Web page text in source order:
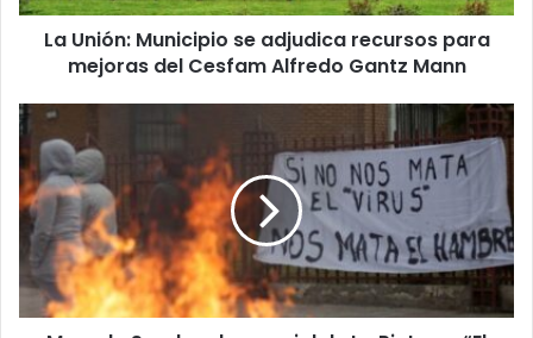
del
Cesfam
Alfredo
Mann
La Unión: Municipio se adjudica recursos para
mejoras del Cesfam Alfredo Gantz Mann
Marcelo
Sandoval,
concejal
de
La
Pintana:
“El
sistema
te